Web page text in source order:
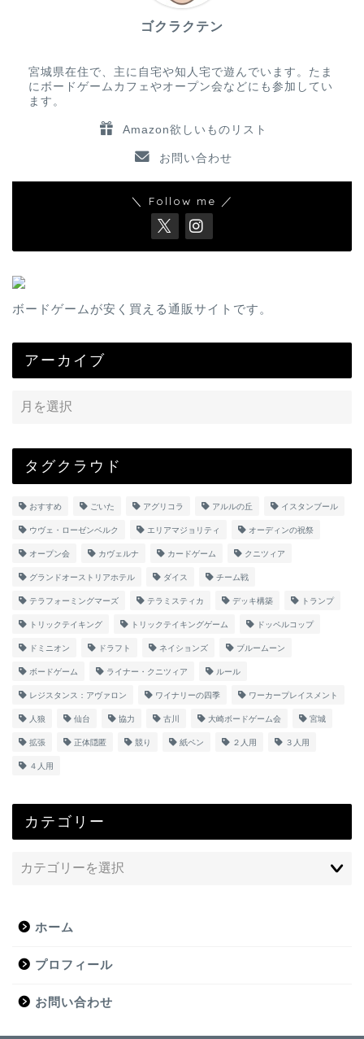
ゴクラクテン
宮城県在住で、主に自宅や知人宅で遊んでいます。たま
にボードゲームカフェやオープン会などにも参加してい
ます。
Amazon欲しいものリスト
お問い合わせ
＼ Follow me ／
ボードゲームが安く買える通販サイトです。
アーカイブ
タグクラウド
おすすめ ごいた アグリコラ アルルの丘 イスタンブール
ウヴェ・ローゼンベルク エリアマジョリティ オーディンの祝祭
オープン会 カヴェルナ カードゲーム クニツィア
グランドオーストリアホテル ダイス チーム戦
テラフォーミングマーズ テラミスティカ デッキ構築 トランプ
トリックテイキング トリックテイキングゲーム ドッペルコップ
ドミニオン ドラフト ネイションズ ブルームーン
ボードゲーム ライナー・クニツィア ルール
レジスタンス：アヴァロン ワイナリーの四季 ワーカープレイスメント
人狼 仙台 協力 古川 大崎ボードゲーム会 宮城
拡張 正体隠匿 競り 紙ペン ２人用 ３人用
４人用
カテゴリー
ホーム
プロフィール
お問い合わせ